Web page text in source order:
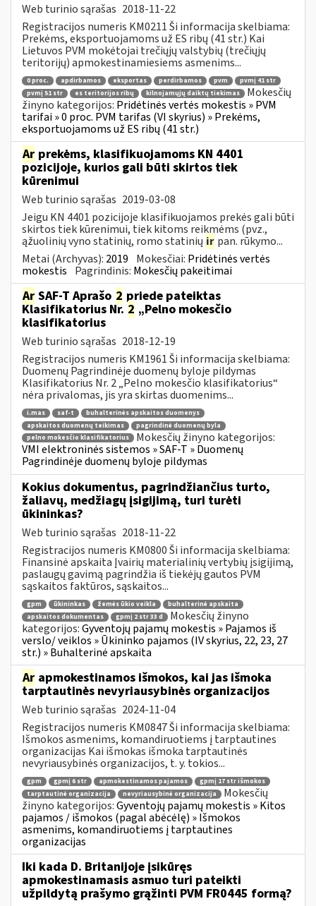
Web turinio sąrašas 2018-11-22
Registracijos numeris KM0211 Ši informacija skelbiama:
Prekėms, eksportuojamoms už ES ribų (41 str.) Kai
Lietuvos PVM mokėtojai trečiųjų valstybių (trečiųjų
teritorijų) apmokestinamiesiems asmenims...
0 proc. apdirbamos eksportas perdirbamos pvm
pvmį 41 str
pvmį 51 str
es teritorijos ribų kilnojamųjų daiktų tiekimas
Mokesčių
žinyno kategorijos: Pridėtinės vertės mokestis » PVM
tarifai » 0 proc. PVM tarifas (VI skyrius) » Prekėms,
eksportuojamoms už ES ribų (41 str.)
Ar prekėms, klasifikuojamoms KN 4401
pozicijoje, kurios gali būti skirtos tiek
kūrenimui
Web turinio sąrašas 2019-03-08
Jeigu KN 4401 pozicijoje klasifikuojamos prekės gali būti
skirtos tiek kūrenimui, tiek kitoms reikmėms (pvz.,
ąžuolinių vyno statinių, romo statinių ir pan. rūkymo...
Metai (Archyvas): 2019 Mokesčiai: Pridėtinės vertės
mokestis Pagrindinis: Mokesčių pakeitimai
Ar SAF-T Aprašo 2 priede pateiktas
Klasifikatorius Nr. 2 „Pelno mokesčio
klasifikatorius
Web turinio sąrašas 2018-12-19
Registracijos numeris KM1961 Ši informacija skelbiama:
Duomenų Pagrindinėje duomenų byloje pildymas
Klasifikatorius Nr. 2 „Pelno mokesčio klasifikatorius“
nėra privalomas, jis yra skirtas duomenims...
i.mas saf-t
buhalterinės apskaitos duomenys
apskaitos duomenų teikimas
pagrindinė duomenų byla
pelno mokesčio klasifikatorius
Mokesčių žinyno kategorijos:
VMI elektroninės sistemos » SAF-T » Duomenų
Pagrindinėje duomenų byloje pildymas
Kokius dokumentus, pagrindžiančius turto,
žaliavų, medžiagų įsigijimą, turi turėti
ūkininkas?
Web turinio sąrašas 2018-11-22
Registracijos numeris KM0800 Ši informacija skelbiama:
Finansinė apskaita Įvairių materialinių vertybių įsigijimą,
paslaugų gavimą pagrindžia iš tiekėjų gautos PVM
sąskaitos faktūros, sąskaitos...
gpm ūkininkas žemės ūkio veikla
buhalterinė apskaita
apskaitos dokumentas
gpmį 2 str 33 d
Mokesčių žinyno
kategorijos:Gyventojų pajamų mokestis » Pajamos iš
verslo/ veiklos » Ūkininko pajamos (IV skyrius, 22, 23, 27
str.) » Buhalterinė apskaita
Ar apmokestinamos išmokos, kai jas išmoka
tarptautinės nevyriausybinės organizacijos
Web turinio sąrašas 2024-11-04
Registracijos numeris KM0847 Ši informacija skelbiama:
Išmokos asmenims, komandiruotiems į tarptautines
organizacijas Kai išmokas išmoka tarptautinės
nevyriausybinės organizacijos, t. y. tokios...
gpm gpmį 6 str apmokestinamos pajamos
gpmį 17 str išmokos
tarptautinė organizacija
nevyriausybinė organizacija
Mokesčių
žinyno kategorijos:Gyventojų pajamų mokestis » Kitos
pajamos / išmokos (pagal abėcėlę) » Išmokos
asmenims, komandiruotiems į tarptautines
organizacijas
Iki kada D. Britanijoje įsikūręs
apmokestinamasis asmuo turi pateikti
užpildytą prašymo grąžinti PVM FR0445 formą?